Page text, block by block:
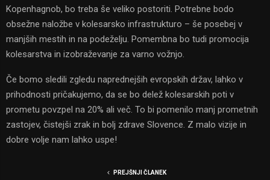
Kopenhagnob, bo treba še veliko postoriti. Potrebne bodo
obsežne naložbe v kolesarsko infrastrukturo – še posebej v
manjših mestih in na podeželju. Pomembna bo tudi promocija
kolesarstva in izobraževanje za varno vožnjo.
Če bomo sledili zgledu naprednejših evropskih držav, lahko v
prihodnosti pričakujemo, da se bo delež kolesarskih poti v
prometu povzpel na 20% ali več. To bi pomenilo manj prometnih
zastojev, čistejši zrak in bolj zdrave Slovence. Z malo vizije in
dobre volje nam lahko uspe!
PREJŠNJI ČLANEK